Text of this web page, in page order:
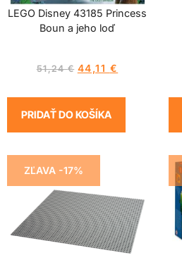
LEGO Disney 43185 Princess
Boun a jeho loď
51,24€ 44,11 €
PRIDAŤ DO KOŠÍKA
ZĽAVA -17%